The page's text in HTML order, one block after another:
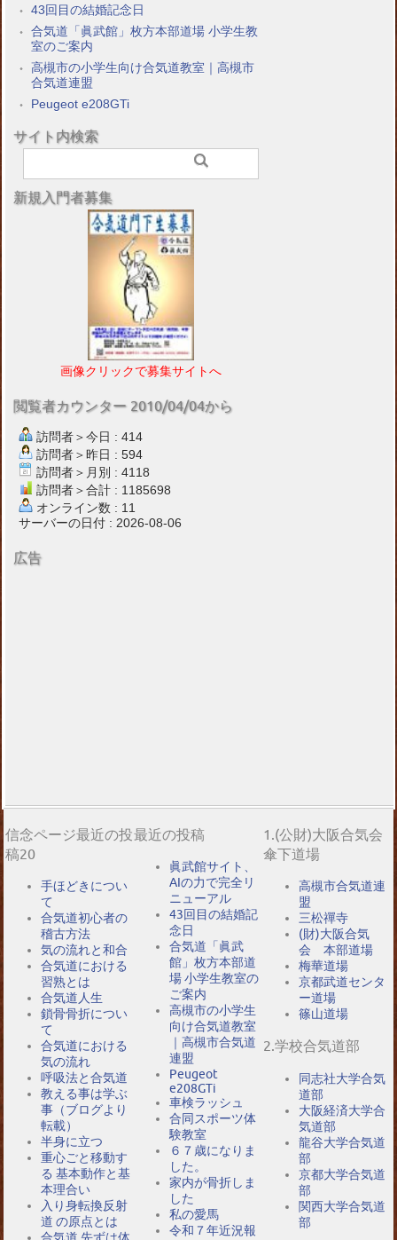
43回目の結婚記念日
合気道「眞武館」枚方本部道場 小学生教
室のご案内
高槻市の小学生向け合気道教室｜高槻市
合気道連盟
Peugeot e208GTi
サイト内検索
新規入門者募集
画像クリックで募集サイトへ
閲覧者カウンター 2010/04/04から
訪問者＞今日 : 414
訪問者＞昨日 : 594
訪問者＞月別 : 4118
訪問者＞合計 : 1185698
オンライン数 : 11
サーバーの日付 : 2026-08-06
広告
信念ページ最近の投
稿20
手ほどきについ
て
合気道初心者の
稽古方法
気の流れと和合
合気道における
習熟とは
合気道人生
鎖骨骨折につい
て
合気道における
気の流れ
呼吸法と合気道
教える事は学ぶ
事（ブログより
転載）
半身に立つ
重心ごと移動す
る 基本動作と基
本理合い
入り身転換反射
道 の原点とは
最近の投稿
眞武館サイト、
AIの力で完全リ
ニューアル
43回目の結婚記
念日
合気道「眞武
館」枚方本部道
場 小学生教室の
ご案内
高槻市の小学生
向け合気道教室
｜高槻市合気道
連盟
Peugeot
e208GTi
車検ラッシュ
合同スポーツ体
験教室
６７歳になりま
した。
家内が骨折しま
した
私の愛馬
令和７年近況報
1.(公財)大阪合気会
傘下道場
高槻市合気道連
盟
三松禪寺
(財)大阪合気
会 本部道場
梅華道場
京都武道センタ
ー道場
篠山道場
2.学校合気道部
同志社大学合気
道部
大阪経済大学合
気道部
龍谷大学合気道
部
京都大学合気道
部
関西大学合気道
部